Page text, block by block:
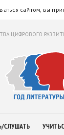
сайтом, вы
ЦИФРОВОГО
СЛУШАТЬ